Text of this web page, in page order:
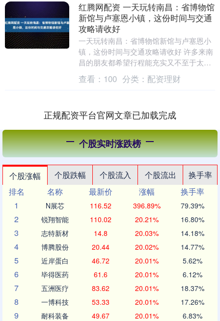
红腾网配资 一天玩转南昌：省博物馆
新馆与卢塞恩小镇，这份时间与交通
攻略请收好
一天玩转南昌：省博物馆新馆与卢塞恩小
镇，这份时间与交通攻略请收好 许多来南
昌的朋友都希望行程能充实又不至于太
赶，尤其想兼顾文化深度与出片效果。您
规划的“上午省博....
查看： 100 分类： 配资理财
正规配资平台官网文章已加载完成
个股实时涨跌榜
个股涨幅 个股跌幅 个股流入 个股流出
换手率
排名
名称 最新价 涨幅
换手率
1
N展芯 116.52 396.89% 79.39%
2 锐翔智能 110.02 20.21% 16.80%
3 志特新材 14.8 20.03% 14.18%
4 博腾股份 20.44 20.02% 14.77%
5 近岸蛋白 46.72 20.01% 5.62%
6 毕得医药 61.6 20.01% 6.12%
7 五洲医疗 83.62 20.01% 18.37%
8 一博科技 53.33 20.01% 17.26%
9 耐科装备 49.67 20.01% 6.83%